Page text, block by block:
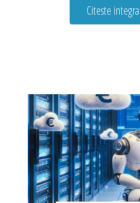
Citeste integral